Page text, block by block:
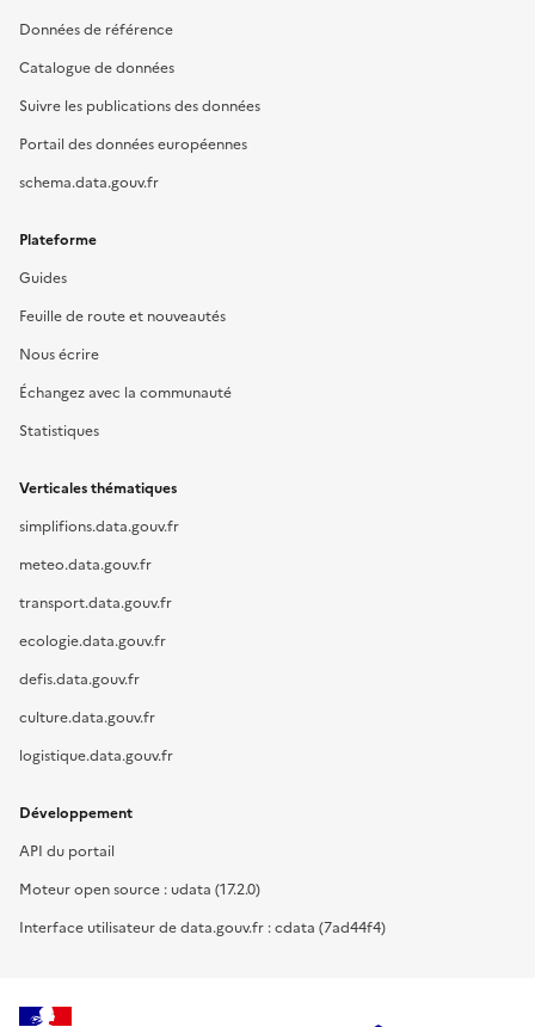
Données de référence
Catalogue de données
Suivre les publications des données
Portail des données européennes
schema.data.gouv.fr
Plateforme
Guides
Feuille de route et nouveautés
Nous écrire
Échangez avec la communauté
Statistiques
Verticales thématiques
simplifions.data.gouv.fr
meteo.data.gouv.fr
transport.data.gouv.fr
ecologie.data.gouv.fr
defis.data.gouv.fr
culture.data.gouv.fr
logistique.data.gouv.fr
Développement
API du portail
Moteur open source : udata (17.2.0)
Interface utilisateur de data.gouv.fr : cdata (7ad44f4)